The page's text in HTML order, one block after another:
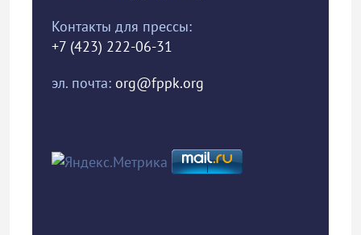
Контакты для прессы:
+7 (423) 222-06-31
эл. почта: org@fppk.org